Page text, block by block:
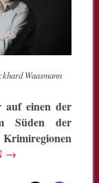
Waasmann
auf einen der
Süden der
→